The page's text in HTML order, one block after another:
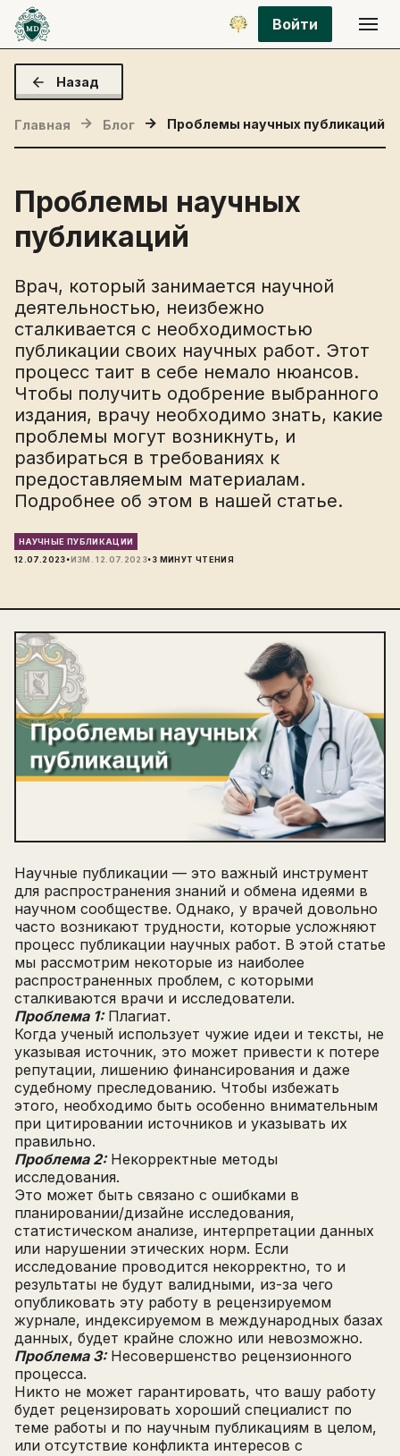
Войти
Назад
Главная Блог Проблемы научных публикаций
Проблемы научных
публикаций
Врач, который занимается научной
деятельностью, неизбежно
сталкивается с необходимостью
публикации своих научных работ. Этот
процесс таит в себе немало нюансов.
Чтобы получить одобрение выбранного
издания, врачу необходимо знать, какие
проблемы могут возникнуть, и
разбираться в требованиях к
предоставляемым материалам.
Подробнее об этом в нашей статье.
НАУЧНЫЕ ПУБЛИКАЦИИ
12.07.2023·ИЗМ.12.07.2023·3 МИНУТ ЧТЕНИЯ
Научные публикации — это важный инструмент
для распространения знаний и обмена идеями в
научном сообществе. Однако, у врачей довольно
часто возникают трудности, которые усложняют
процесс публикации научных работ. В этой статье
мы рассмотрим некоторые из наиболее
распространенных проблем, с которыми
сталкиваются врачи и исследователи.
Проблема 1:Плагиат.
Когда ученый использует чужие идеи и тексты, не
указывая источник, это может привести к потере
репутации, лишению финансирования и даже
судебному преследованию. Чтобы избежать
этого, необходимо быть особенно внимательным
при цитировании источников и указывать их
правильно.
Проблема 2:Некорректные методы
исследования.
Это может быть связано с ошибками в
планировании/дизайне исследования,
статистическом анализе, интерпретации данных
или нарушении этических норм. Если
исследование проводится некорректно, то и
результаты не будут валидными, из-за чего
опубликовать эту работу в рецензируемом
журнале, индексируемом в международных базах
данных, будет крайне сложно или невозможно.
Проблема 3:Несовершенство рецензионного
процесса.
Никто не может гарантировать, что вашу работу
будет рецензировать хороший специалист по
теме работы и по научным публикациям в целом,
или отсутствие конфликта интересов с